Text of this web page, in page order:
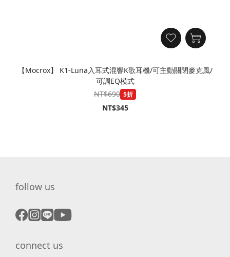
【Mocrox】 K1-Luna入耳式混響K歌耳機/可主動關閉麥克風/
可調EQ模式
NT$690 5折
NT$345
follow us
connect us